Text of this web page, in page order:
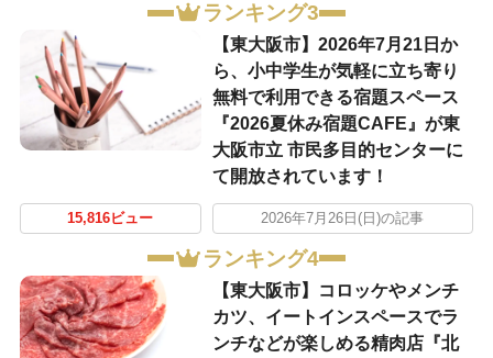
ランキング3
【東大阪市】2026年7月21日か
ら、小中学生が気軽に立ち寄り
無料で利用できる宿題スペース
『2026夏休み宿題CAFE』が東
大阪市立 市民多目的センターに
て開放されています！
15,816ビュー 2026年7月26日(日)の記事
ランキング4
【東大阪市】コロッケやメンチ
カツ、イートインスペースでラ
ンチなどが楽しめる精肉店『北